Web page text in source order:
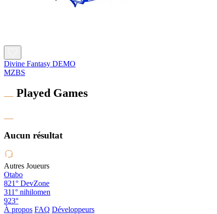
Divine Fantasy DEMO
MZBS
Played Games
Aucun résultat
Autres Joueurs
Otabo
821° DevZone
311° nihilomen
923°
À propos FAQ Développeurs